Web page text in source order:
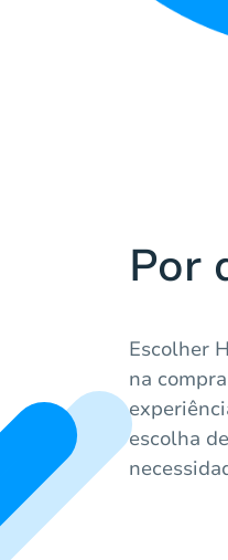
Por
Escolher
na
escolha